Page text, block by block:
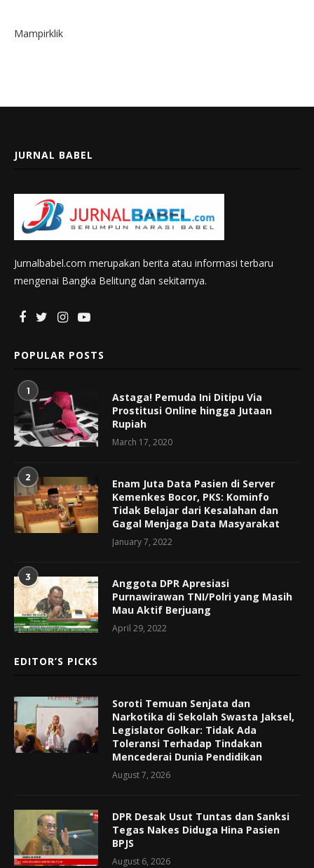
Mampirklik
JURNAL BABEL
Jurnalbabel.com merupakan berita atau informasi terbaru
mengenai Bangka Belitung dan sekitarnya.
POPULAR POSTS
1
Astaga! Pemuda Ini Ditipu Via
Prostitusi Online hingga Jutaan
Rupiah
March 17, 2020
2
Enam Juta Data Pasien di Server
Kemenkes Bocor, PKS: Kominfo
Tidak Belajar dari Kesalahan dan
Gagal Menjaga Data Masyarakat
January 7, 2022
3
Anggota DPR Apresiasi
Purnawirawan TNI/Polri yang Masih
Mau Aktif Berjuang
April 29, 2022
EDITOR’S PICKS
Soroti Temuan Senjata dan
Narkotika di Sekolah Swasta Jaksel,
Legislator Golkar: Tidak Ada
Toleransi Terhadap Tindakan
Mencederai Dunia Pendidikan
August 7, 2026
DPR Desak Usut Tuntas dan Sanksi
Tegas Nakes Diduga Hina Pasien
BPJS
August 6, 2026